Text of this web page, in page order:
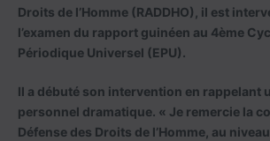
Droits de l’Homme (RADDHO), il est
l’examen du rapport guinéen au 4ème
Périodique Universel (EPU).
Il a débuté son intervention en rappelant
personnel dramatique. « Je remercie la
Défense des Droits de l’Homme, au